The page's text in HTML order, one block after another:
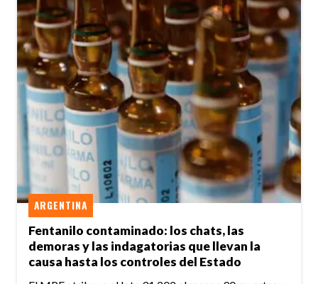
Fentanilo contaminado: los chats, las
demoras y las indagatorias que llevan la
causa hasta los controles del Estado
ARGENTINA